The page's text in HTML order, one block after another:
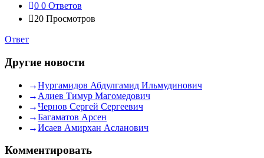
0 0 Ответов
20 Просмотров
Ответ
Другие новости
Нургамидов Абдулгамид Ильмудинович
Алиев Тимур Магомедович
Чернов Сергей Сергеевич
Багаматов Арсен
Исаев Амирхан Асланович
Комментировать